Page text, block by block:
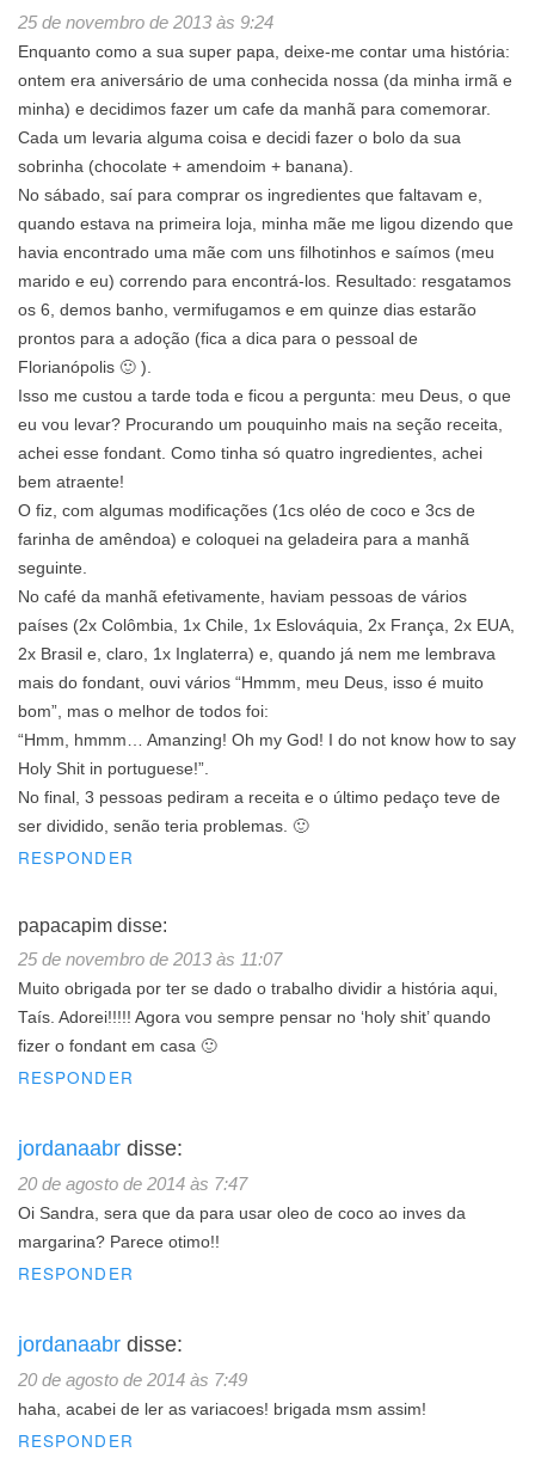
25 de novembro de 2013 às 9:24
Enquanto como a sua super papa, deixe-me contar uma história:
ontem era aniversário de uma conhecida nossa (da minha irmã e
minha) e decidimos fazer um cafe da manhã para comemorar.
Cada um levaria alguma coisa e decidi fazer o bolo da sua
sobrinha (chocolate + amendoim + banana).
No sábado, saí para comprar os ingredientes que faltavam e,
quando estava na primeira loja, minha mãe me ligou dizendo que
havia encontrado uma mãe com uns filhotinhos e saímos (meu
marido e eu) correndo para encontrá-los. Resultado: resgatamos
os 6, demos banho, vermifugamos e em quinze dias estarão
prontos para a adoção (fica a dica para o pessoal de
Florianópolis 🙂 ).
Isso me custou a tarde toda e ficou a pergunta: meu Deus, o que
eu vou levar? Procurando um pouquinho mais na seção receita,
achei esse fondant. Como tinha só quatro ingredientes, achei
bem atraente!
O fiz, com algumas modificações (1cs oléo de coco e 3cs de
farinha de amêndoa) e coloquei na geladeira para a manhã
seguinte.
No café da manhã efetivamente, haviam pessoas de vários
países (2x Colômbia, 1x Chile, 1x Eslováquia, 2x França, 2x EUA,
2x Brasil e, claro, 1x Inglaterra) e, quando já nem me lembrava
mais do fondant, ouvi vários “Hmmm, meu Deus, isso é muito
bom”, mas o melhor de todos foi:
“Hmm, hmmm… Amanzing! Oh my God! I do not know how to say
Holy Shit in portuguese!”.
No final, 3 pessoas pediram a receita e o último pedaço teve de
ser dividido, senão teria problemas. 🙂
RESPONDER
papacapim disse:
25 de novembro de 2013 às 11:07
Muito obrigada por ter se dado o trabalho dividir a história aqui,
Taís. Adorei!!!!! Agora vou sempre pensar no ‘holy shit’ quando
fizer o fondant em casa 🙂
RESPONDER
jordanaabr disse:
20 de agosto de 2014 às 7:47
Oi Sandra, sera que da para usar oleo de coco ao inves da
margarina? Parece otimo!!
RESPONDER
jordanaabr disse:
20 de agosto de 2014 às 7:49
haha, acabei de ler as variacoes! brigada msm assim!
RESPONDER